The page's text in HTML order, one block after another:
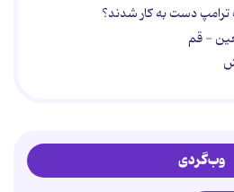
ترامپ دست به کار شدند؟
- قم
وب‌گردی